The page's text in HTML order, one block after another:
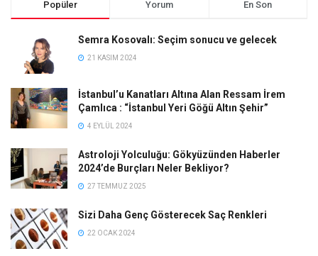
Popüler Yorum En Son
Semra Kosovalı: Seçim sonucu ve gelecek
21 KASIM 2024
İstanbul’u Kanatları Altına Alan Ressam İrem
Çamlıca : “İstanbul Yeri Göğü Altın Şehir”
4 EYLÜL 2024
Astroloji Yolculuğu: Gökyüzünden Haberler
2024’de Burçları Neler Bekliyor?
27 TEMMUZ 2025
Sizi Daha Genç Gösterecek Saç Renkleri
22 OCAK 2024